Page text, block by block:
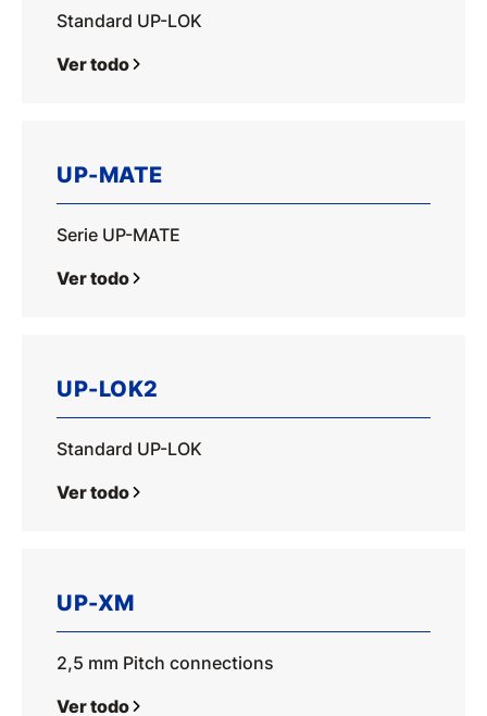
Standard UP-LOK
Ver todo
UP-MATE
Serie UP-MATE
Ver todo
UP-LOK2
Standard UP-LOK
Ver todo
UP-XM
2,5 mm Pitch connections
Ver todo